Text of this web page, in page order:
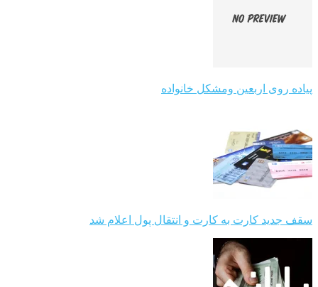
پیاده روی اربعین ومشکل خانواده
سقف جدید کارت به کارت و انتقال پول اعلام شد